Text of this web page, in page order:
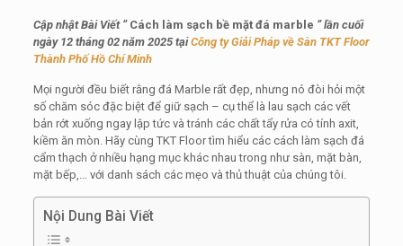
Cập nhật Bài Viết “Cách làm sạch bề mặt đá marble ” lần cuối
ngày 12 tháng 02 năm 2025 tạiCông ty Giải Pháp về Sàn TKT Floor
Thành Phố Hồ Chí Minh
Mọi người đều biết rằng đá Marble rất đẹp, nhưng nó đòi hỏi một
số chăm sóc đặc biệt để giữ sạch – cụ thể là lau sạch các vết
bản rớt xuống ngay lập tức và tránh các chất tẩy rửa có tính axit,
kiềm ăn mòn. Hãy cùng TKT Floor tìm hiểu các cách làm sạch đá
cẩm thạch ở nhiều hạng mục khác nhau trong như sàn, mặt bàn,
mặt bếp,… với danh sách các mẹo và thủ thuật của chúng tôi.
Nội Dung Bài Viết